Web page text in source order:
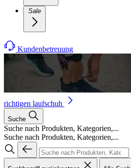
Sale
Kundenbetreuung
richtigen laufschuh
Suche
Suche nach Produkten, Kategorien,...
Suche nach Produkten, Kategorien,...